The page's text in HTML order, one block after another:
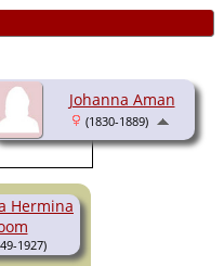
Johanna Aman
(1830-1889)
Hermina
1927)